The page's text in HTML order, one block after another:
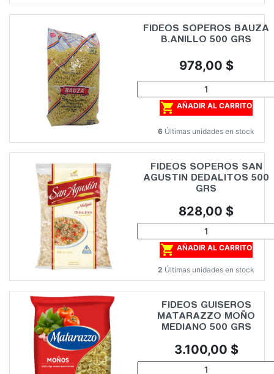
FIDEOS SOPEROS BAUZA
B.ANILLO 500 GRS
Precio
978,00 $
 AÑADIR AL CARRITO
6 Últimas unidades en stock
FIDEOS SOPEROS SAN
AGUSTIN DEDALITOS 500
GRS
Precio
828,00 $
 AÑADIR AL CARRITO
2 Últimas unidades en stock
FIDEOS GUISEROS
MATARAZZO MOÑO
MEDIANO 500 GRS
Precio
3.100,00 $